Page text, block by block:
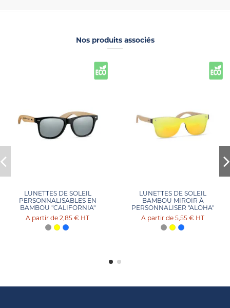
Nos produits associés
LUNETTES DE SOLEIL
PERSONNALISABLES EN
BAMBOU "CALIFORNIA"
2,85 € HT
LUNETTES DE SOLEIL
BAMBOU MIROIR À
PERSONNALISER "ALOHA"
5,55 € HT